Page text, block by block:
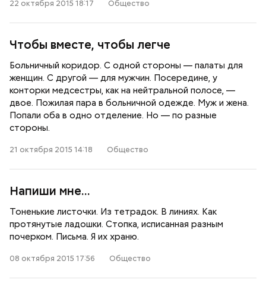
22 октября 2015 18:17 Общество
Чтобы вместе, чтобы легче
Больничный коридор. С одной стороны — палаты для
женщин. С другой — для мужчин. Посередине, у
конторки медсестры, как на нейтральной полосе, —
двое. Пожилая пара в больничной одежде. Муж и жена.
Попали оба в одно отделение. Но — по разные
стороны.
21 октября 2015 14:18 Общество
Напиши мне…
Тоненькие листочки. Из тетрадок. В линиях. Как
протянутые ладошки. Стопка, исписанная разным
почерком. Письма. Я их храню.
08 октября 2015 17:56 Общество